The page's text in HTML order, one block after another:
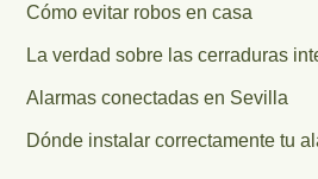
Cómo evitar robos en casa
La verdad sobre las cerraduras
Alarmas conectadas en Sevilla
Dónde instalar correctamente tu